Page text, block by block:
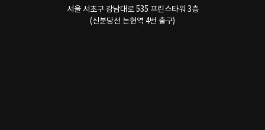
서울 서초구 강남대로 535 프린스타워 3층
(신분당선 논현역 4번 출구)